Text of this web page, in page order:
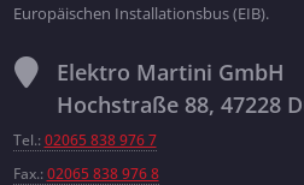
Europäischen Installationsbus (EIB).
Elektro Martini GmbH
Hochstraße 88, 47228
Tel.: 02065 838 976 7
Fax.: 02065 838 976 8